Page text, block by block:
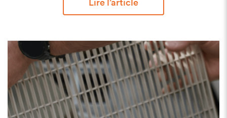
Lire l’article